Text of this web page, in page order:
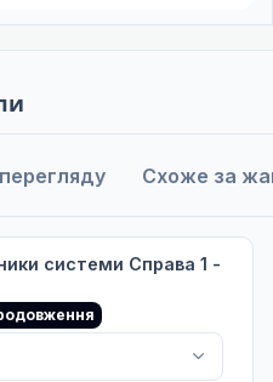
Схоже за
системи Справа 1 -